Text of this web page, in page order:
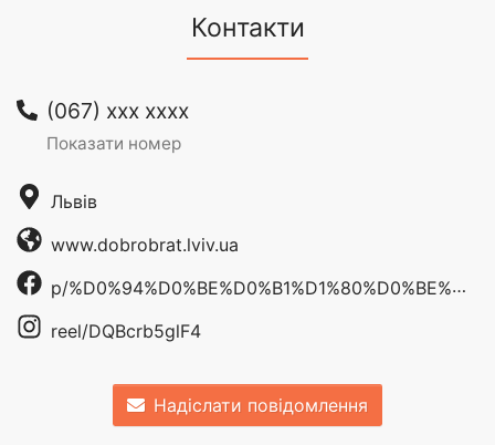
Контакти
(067) xxx xxxx
Показати номер
Львів
www.dobrobrat.lviv.ua
p/%D0%94%D0%BE%D0%B1%D1%80%D0%BE%D0%B1%D1%80%D0%B0%D1%82-%D0%92%D0%B0%D0%BD%D1%82%D0%B0%D0%B6%D0%BD%D1%96-%D0%BF%D0%B5%D1%80%D0%B5%D0%B2%D0%B5%D0%B7%D0%B5%D0%BD%D0%BD%D1%8F-61559891776318
reel/DQBcrb5glF4
Надіслати повідомлення